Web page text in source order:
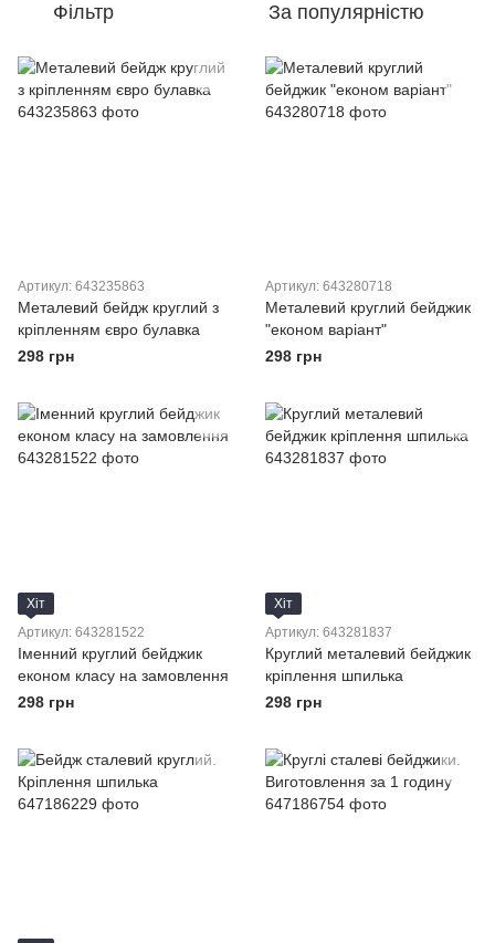
Фільтр За популярністю
Артикул: 643235863
Металевий бейдж круглий з
кріпленням євро булавка
298 грн
Артикул: 643280718
Металевий круглий бейджик
"економ варіант"
298 грн
Хіт
Артикул: 643281522
Іменний круглий бейджик
економ класу на замовлення
298 грн
Хіт
Артикул: 643281837
Круглий металевий бейджик
кріплення шпилька
298 грн